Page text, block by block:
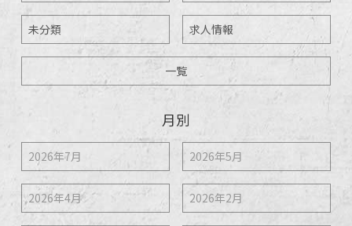
未分類 求人情報
一覧
月別
2026年7月 2026年5月
2026年4月 2026年2月